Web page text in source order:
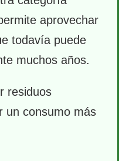
aprovechar
todavía puede
muchos años.
residuos
un consumo más